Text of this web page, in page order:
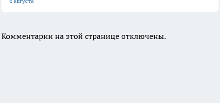
Комментарии на этой странице отключены.